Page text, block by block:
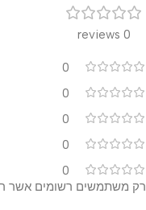
0 reviews
0
0
0
0
0
רק משתמשים רשומים אשר